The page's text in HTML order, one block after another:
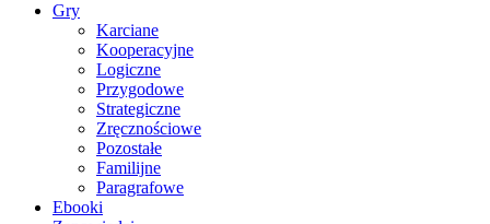
Gry
Karciane
Kooperacyjne
Logiczne
Przygodowe
Strategiczne
Zręcznościowe
Pozostałe
Familijne
Paragrafowe
Ebooki